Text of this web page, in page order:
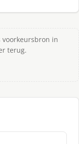
voorkeursbron in
terug.